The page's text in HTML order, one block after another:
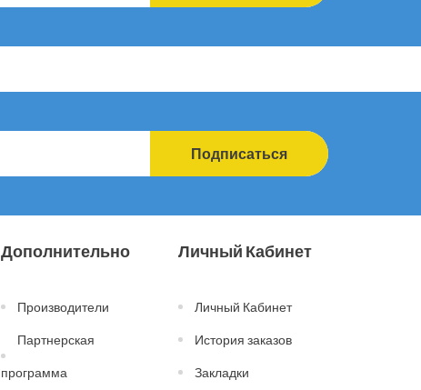
Подписаться
Дополнительно
Производители
Партнерская
программа
Личный Кабинет
Личный Кабинет
История заказов
Закладки